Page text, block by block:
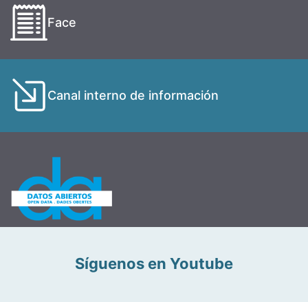
Face
Canal interno de información
Síguenos en Youtube